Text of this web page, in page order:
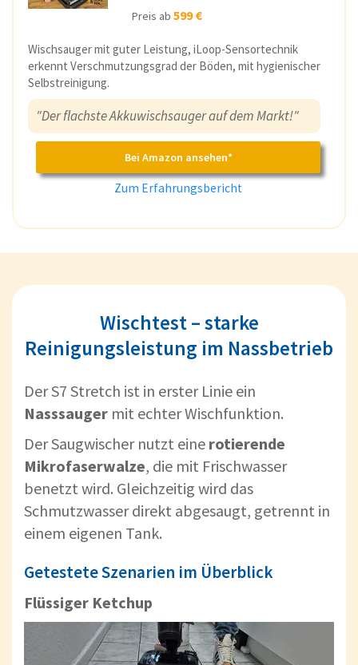
Preis ab 599 €
Wischsauger mit guter Leistung, iLoop-Sensortechnik
erkennt Verschmutzungsgrad der Böden, mit hygienischer
Selbstreinigung.
"Der flachste Akkuwischsauger auf dem Markt!"
Bei Amazon ansehen*
Zum Erfahrungsbericht
Wischtest – starke
Reinigungsleistung im Nassbetrieb
Der S7 Stretch ist in erster Linie ein
Nasssauger mit echter Wischfunktion.
Der Saugwischer nutzt eine rotierende
Mikrofaserwalze, die mit Frischwasser
benetzt wird. Gleichzeitig wird das
Schmutzwasser direkt abgesaugt, getrennt in
einem eigenen Tank.
Getestete Szenarien im Überblick
Flüssiger Ketchup